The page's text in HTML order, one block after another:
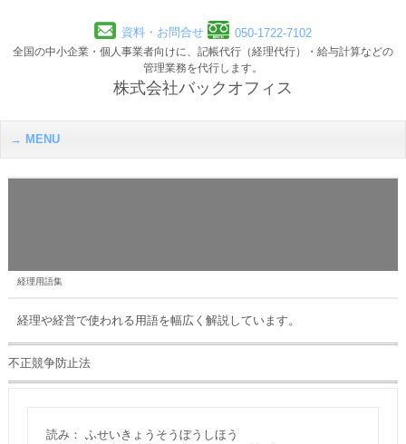
資料・お問合せ 050-1722-7102
全国の中小企業・個人事業者向けに、記帳代行（経理代行）・給与計算などの
管理業務を代行します。
株式会社バックオフィス
MENU
経理用語集
経理や経営で使われる用語を幅広く解説しています。
不正競争防止法
読み： ふせいきょうそうぼうしほう